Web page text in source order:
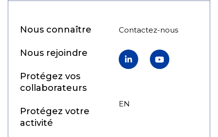
Nous connaître
Nous rejoindre
Protégez vos
collaborateurs
Protégez votre
activité
Contactez-nous
LinkedInYouTube
FR
EN